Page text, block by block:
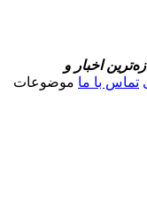
اخبار و
تماس با ما موضوعات